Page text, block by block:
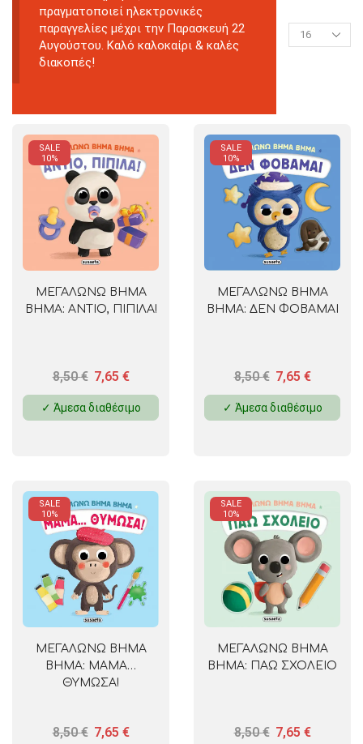
πραγματοποιεί ηλεκτρονικές
παραγγελίες μέχρι την Παρασκευή 22
Αυγούστου. Καλό καλοκαίρι & καλές
διακοπές!
SALE
10%
ΜΕΓΑΛΩΝΩ ΒΗΜΑ
ΒΗΜΑ: ΑΝΤΙΟ, ΠΙΠΙΛΑ!
8,50€ 7,65 €
✓ Άμεσα διαθέσιμο
SALE
10%
ΜΕΓΑΛΩΝΩ ΒΗΜΑ
ΒΗΜΑ: ΔΕΝ ΦΟΒΑΜΑΙ
8,50€ 7,65 €
✓ Άμεσα διαθέσιμο
SALE
10%
ΜΕΓΑΛΩΝΩ ΒΗΜΑ
ΒΗΜΑ: ΜΑΜΑ…
ΘΥΜΩΣΑ!
8,50€ 7,65 €
SALE
10%
ΜΕΓΑΛΩΝΩ ΒΗΜΑ
ΒΗΜΑ: ΠΑΩ ΣΧΟΛΕΙΟ
8,50€ 7,65 €